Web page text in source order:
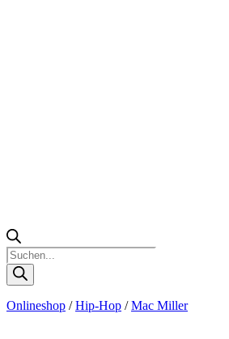
Products
search
Onlineshop /Hip-Hop /Mac Miller